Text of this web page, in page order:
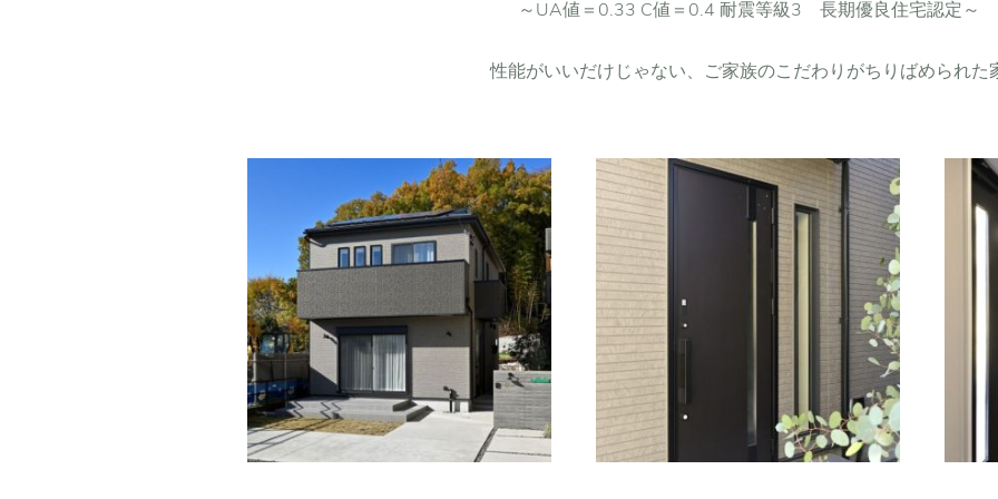
～UA値＝0.33 C値＝0.4 耐震等級3 長期優良住宅認定～
性能がいいだけじゃない、ご家族のこだわりがちりばめられた